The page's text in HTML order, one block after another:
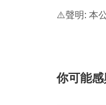
⚠️聲明: 本
你可能